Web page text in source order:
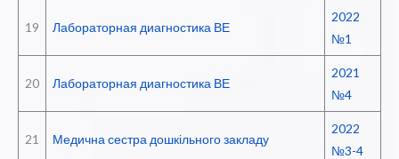
19 Лабораторная диагностика ВЕ
2022
№1
20 Лабораторная диагностика ВЕ
2021
№4
21 Медична сестра дошкільного закладу
2022
№3-4